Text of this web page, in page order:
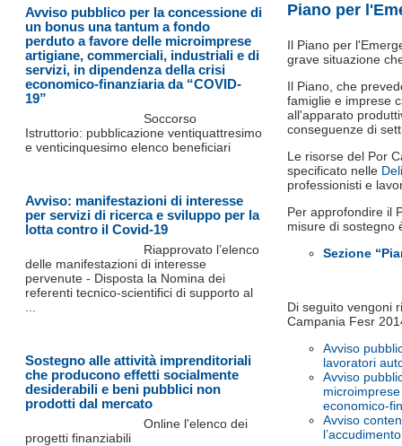
Piano per
Il Piano per
grave situazione
Il Piano, che
famiglie e imprese
all'apparato
conseguenze di
Le risorse del Por
specificato nelle
professionisti e
Per approfondire il
misure di sostegno
Sezione
Di seguito vengoni
Campania Fesr
Avviso
lavoratori
Avviso
economico-
Avviso
Avviso pubblico per la concessione di
un bonus una tantum a fondo
perduto a favore delle microimprese
artigiane, commerciali, industriali e di
servizi, in dipendenza della crisi
economico-finanziaria da “COVID-
19”
Soccorso
Istruttorio: pubblicazione ventiquattresimo
e venticinquesimo elenco beneficiari
Avviso: manifestazioni di interesse
per servizi di ricerca e sviluppo per la
lotta contro il Covid-19
Riapprovato l’elenco
delle manifestazioni di interesse
pervenute - Disposta la Nomina dei
referenti tecnico-scientifici di supporto al
Sostegno alle attività imprenditoriali
che producono effetti socialmente
desiderabili e beni pubblici non
prodotti dal mercato
Online l'elenco dei
progetti finanziabili